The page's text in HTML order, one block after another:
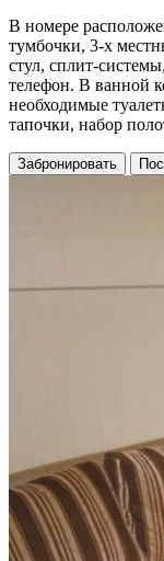
В номере
тумбочки, 3-х
стул, сплит-
телефон. В ванной
необходимые
тапочки, набор
Забронировать